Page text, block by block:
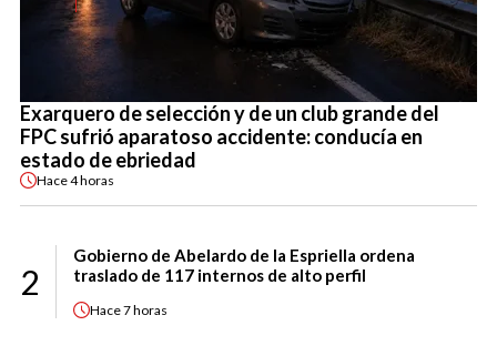
Exarquero de selección y de un club grande del
FPC sufrió aparatoso accidente: conducía en
estado de ebriedad
Hace4 horas
2
Gobierno de Abelardo de la Espriella ordena
traslado de 117 internos de alto perfil
Hace7 horas